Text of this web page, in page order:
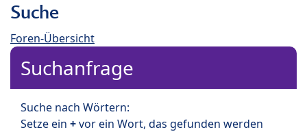
Suche
Foren-Übersicht
Suchanfrage
Suche nach Wörtern:
Setze ein +vor ein Wort, das gefunden werden